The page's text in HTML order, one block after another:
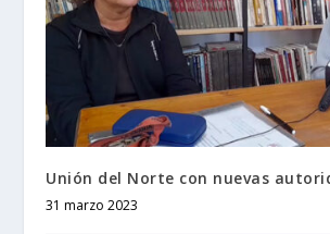
Unión del Norte con nuevas
31 marzo 2023